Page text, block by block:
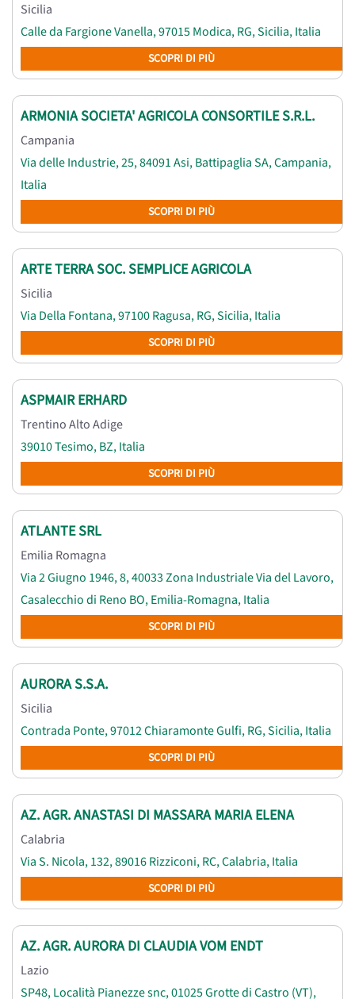
Sicilia
Calle da Fargione Vanella, 97015 Modica, RG, Sicilia, Italia
SCOPRI DI PIÙ
ARMONIA SOCIETA' AGRICOLA CONSORTILE S.R.L.
Campania
Via delle Industrie, 25, 84091 Asi, Battipaglia SA, Campania,
Italia
SCOPRI DI PIÙ
ARTE TERRA SOC. SEMPLICE AGRICOLA
Sicilia
Via Della Fontana, 97100 Ragusa, RG, Sicilia, Italia
SCOPRI DI PIÙ
ASPMAIR ERHARD
Trentino Alto Adige
39010 Tesimo, BZ, Italia
SCOPRI DI PIÙ
ATLANTE SRL
Emilia Romagna
Via 2 Giugno 1946, 8, 40033 Zona Industriale Via del Lavoro,
Casalecchio di Reno BO, Emilia-Romagna, Italia
SCOPRI DI PIÙ
AURORA S.S.A.
Sicilia
Contrada Ponte, 97012 Chiaramonte Gulfi, RG, Sicilia, Italia
SCOPRI DI PIÙ
AZ. AGR. ANASTASI DI MASSARA MARIA ELENA
Calabria
Via S. Nicola, 132, 89016 Rizziconi, RC, Calabria, Italia
SCOPRI DI PIÙ
AZ. AGR. AURORA DI CLAUDIA VOM ENDT
Lazio
SP48, Località Pianezze snc, 01025 Grotte di Castro (VT),